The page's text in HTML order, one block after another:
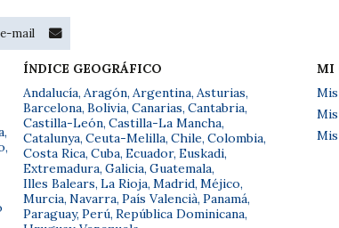
,
,
ÍNDICE GEOGRÁFICO
Andalucía, Aragón, Argentina, Asturias,
Barcelona, Bolivia, Canarias, Cantabria,
Castilla-León, Castilla-La Mancha,
Catalunya, Ceuta-Melilla, Chile, Colombia,
Costa Rica, Cuba, Ecuador, Euskadi,
Extremadura, Galicia, Guatemala,
Illes Balears, La Rioja, Madrid, Méjico,
Murcia, Navarra, País Valencià, Panamá,
Paraguay, Perú, República Dominicana,
MI